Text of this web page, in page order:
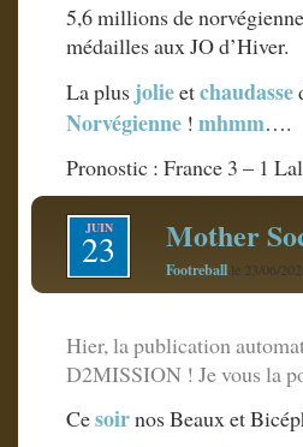
5,6 millions de
médailles aux JO d’Hiver.
La plus jolieetchaudasse
Norvégienne ! mhmm….
Pronostic : France 3 – 1
JUIN
23 Mother
Footreball le 23/06/
Hier, la publication
D2MISSION ! Je vous la
Cesoirnos Beaux et